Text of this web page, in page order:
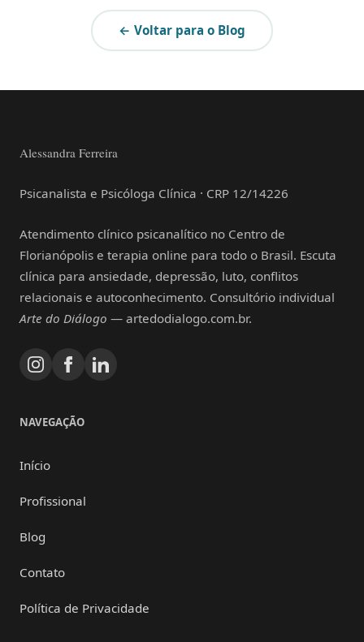
← Voltar para o Blog
Alessandra Ferreira
Psicanalista e Psicóloga Clínica · CRP 12/14226
Atendimento clínico psicanalítico no Centro de
Florianópolis e terapia online para todo o Brasil. Escuta
clínica para ansiedade, depressão, luto, conflitos
relacionais e autoconhecimento. Consultório individual
Arte do Diálogo — artedodialogo.com.br.
NAVEGAÇÃO
Início
Profissional
Blog
Contato
Política de Privacidade